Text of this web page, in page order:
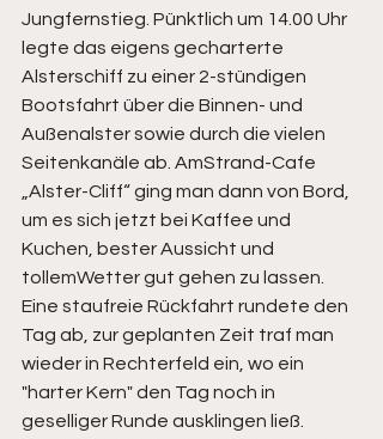
Jungfernstieg. Pünktlich um 14.00 Uhr
legte das eigens gecharterte
Alsterschiff zu einer 2-stündigen
Bootsfahrt über die Binnen- und
Außenalster sowie durch die vielen
Seitenkanäle ab. AmStrand-Cafe
„Alster-Cliff“ ging man dann von Bord,
um es sich jetzt bei Kaffee und
Kuchen, bester Aussicht und
tollemWetter gut gehen zu lassen.
Eine staufreie Rückfahrt rundete den
Tag ab, zur geplanten Zeit traf man
wieder in Rechterfeld ein, wo ein
"harter Kern" den Tag noch in
geselliger Runde ausklingen ließ.